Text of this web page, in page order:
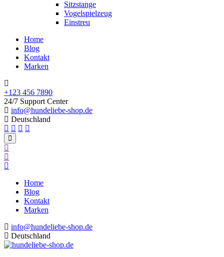
Sitzstange
Vogelspielzeug
Einstreu
Home
Blog
Kontakt
Marken
+123 456 7890
24/7 Support Center
info@hundeliebe-shop.de
Deutschland
Home
Blog
Kontakt
Marken
info@hundeliebe-shop.de
Deutschland